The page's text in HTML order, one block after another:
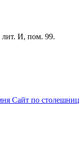
лит. И, пом. 99.
Сайт по